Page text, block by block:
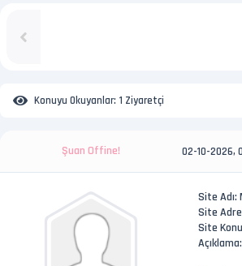
Konuyu Okuyanlar: 1 Ziyaretçi
Şuan Offine! 02-10-2026,
Site
Site
Site
Açıklama: